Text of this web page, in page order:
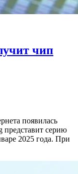
чип
появилась
представит серию
2025 года. При